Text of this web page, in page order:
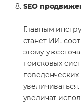
SEO
Главным
станет ИИ,
этому
поисковых
увеличат